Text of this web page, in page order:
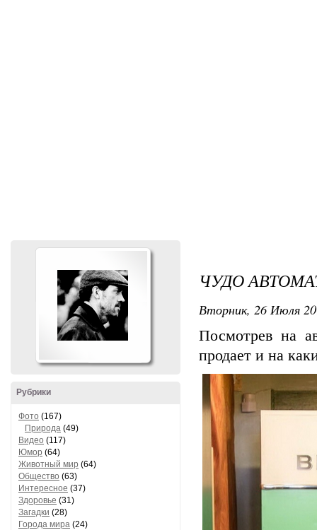
Рубрики
Фото (167)
Природа (49)
Видео (117)
Юмор (64)
Животный мир (64)
Общество (63)
Интересное (37)
Здоровье (31)
Загадки (28)
Города мира (24)
ЧУДО
Вторник, 26 Июля
Посмотрев на
продает и на